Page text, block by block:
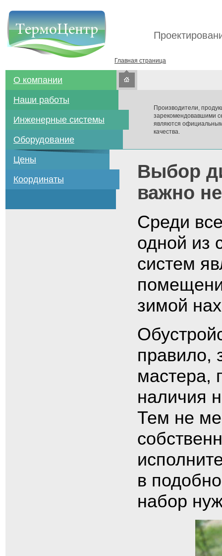
Главная страница
О компании
Наши работы
Инженерные системы
Оборудование
Цены
Координаты
Производители,
зарекомендовавшими
являются
качества.
Выбор
важно
Среди
одной из
систем
зимой
правило,
мастера,
наличия
Тем не
в
набор